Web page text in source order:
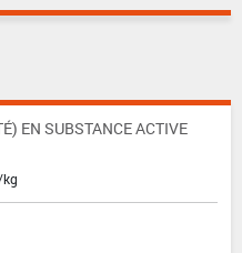
EN SUBSTANCE ACTIVE